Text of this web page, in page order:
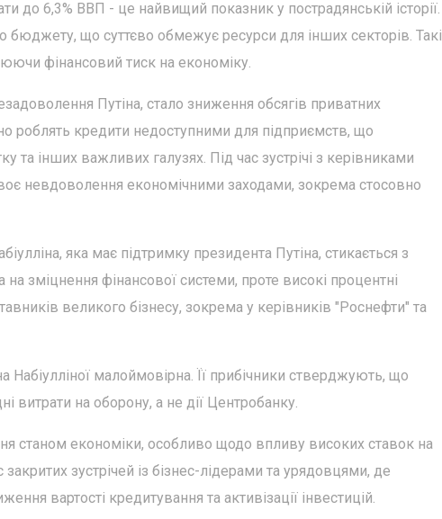
до 6,3% ВВП - це найвищий показник у пострадянській історії.
бюджету, що суттєво обмежує ресурси для інших секторів. Такі
фінансовий тиск на економіку.
Путіна, стало зниження обсягів приватних
роблять кредити недоступними для підприємств, що
інших важливих галузях. Під час зустрічі з керівниками
невдоволення економічними заходами, зокрема стосовно
яка має підтримку президента Путіна, стикається з
на зміцнення фінансової системи, проте високі процентні
великого бізнесу, зокрема у керівників "Роснефти" та
малоймовірна. Її прибічники стверджують, що
витрати на оборону, а не дії Центробанку.
станом економіки, особливо щодо впливу високих ставок на
зустрічей із бізнес-лідерами та урядовцями, де
вартості кредитування та активізації інвестицій.